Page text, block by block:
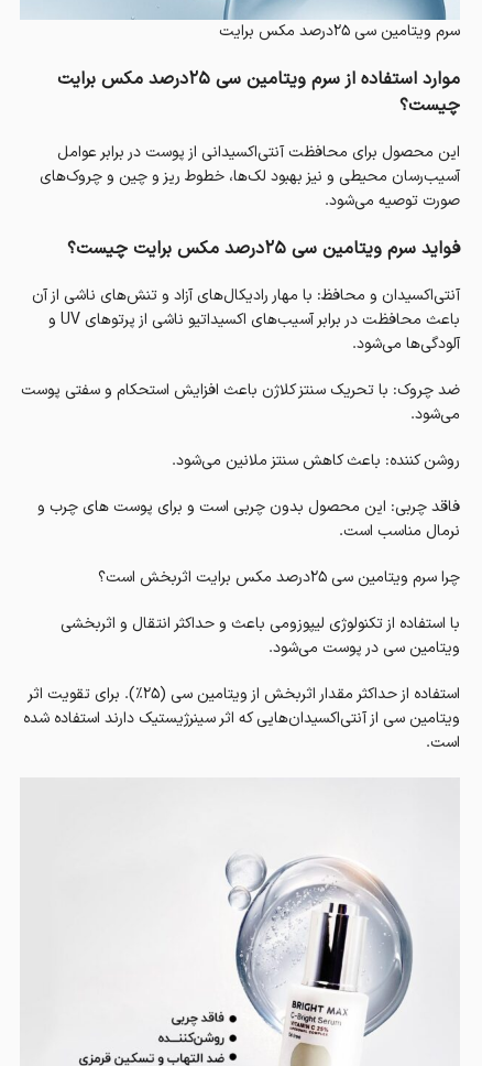
سرم ویتامین سی 25درصد مکس برایت
موارد استفاده از سرم ویتامین سی ۲۵درصد مکس برایت
چیست؟
این محصول برای محافظت آنتی‌اکسیدانی از پوست در برابر عوامل
آسیب‌رسان محیطی و نیز بهبود لک‌ها، خطوط ریز و چین و چروک‌های
صورت توصیه می‌شود.
فواید سرم ویتامین سی 25درصد مکس برایت چیست؟
آنتی‌اکسیدان و محافظ: با مهار رادیکال‌های آزاد و تنش‌های ناشی از آن
باعث محافظت در برابر آسیب‌های اکسیداتیو ناشی از پرتوهای UV و
آلودگی‌ها می‌شود.
ضد چروک: با تحریک سنتز کلاژن باعث افزایش استحکام و سفتی پوست
می‌شود.
روشن کننده: باعث کاهش سنتز ملانین می‌شود.
فاقد چربی: این محصول بدون چربی است و برای پوست های چرب و
نرمال مناسب است.
چرا سرم ویتامین سی ۲۵درصد مکس برایت اثربخش است؟
با استفاده از تکنولوژی لیپوزومی باعث و حداکثر انتقال و اثر‌بخشی
ویتامین سی در پوست می‌شود.
استفاده از حداکثر مقدار اثربخش از ویتامین سی (۲۵٪). برای تقویت اثر
ویتامین سی از آنتی‌اکسیدان‌هایی که اثر سینرژیستیک دارند استفاده شده
است.